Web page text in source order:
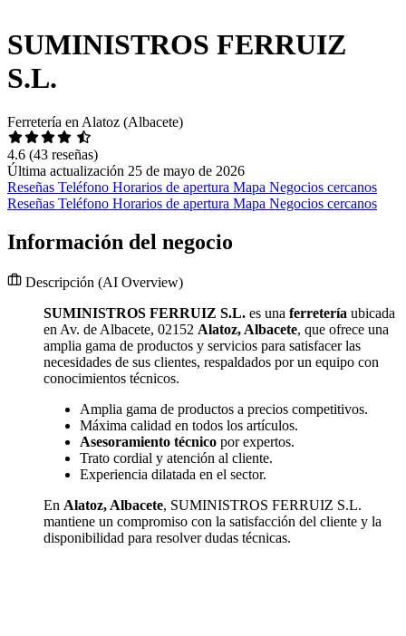
SUMINISTROS FERRUIZ
S.L.
Ferretería en Alatoz (Albacete)
4.6 (43 reseñas)
Última actualización 25 de mayo de 2026
Reseñas Teléfono Horarios de apertura Mapa Negocios cercanos
Reseñas Teléfono Horarios de apertura Mapa Negocios cercanos
Información del negocio
Descripción (AI Overview)
SUMINISTROS FERRUIZ S.L. es una ferretería ubicada
en Av. de Albacete, 02152 Alatoz, Albacete, que ofrece una
amplia gama de productos y servicios para satisfacer las
necesidades de sus clientes, respaldados por un equipo con
conocimientos técnicos.
Amplia gama de productos a precios competitivos.
Máxima calidad en todos los artículos.
Asesoramiento técnico por expertos.
Trato cordial y atención al cliente.
Experiencia dilatada en el sector.
En Alatoz, Albacete, SUMINISTROS FERRUIZ S.L.
mantiene un compromiso con la satisfacción del cliente y la
disponibilidad para resolver dudas técnicas.